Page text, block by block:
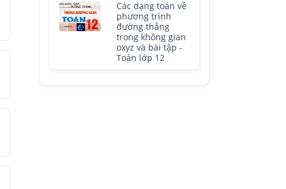
Các dạng toán về
phương trình
đường thẳng
trong không gian
oxyz và bài tập -
Toán lớp 12